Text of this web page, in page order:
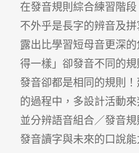
在發音規則綜合練習階
不外乎是長字的辨音及
露出比學習短母音更深
得一樣」卻發音不同的規
發音卻都是相同的規則
的過程中，多設計活動
並分辨語音組合／發音
發音讀字與未來的口說能